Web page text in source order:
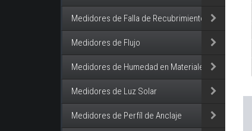
Medidores de Falla de Recubrimiento
Medidores de Flujo
Medidores de Humedad en Materiales
Medidores de Luz Solar
Medidores de Perfíl de Anclaje